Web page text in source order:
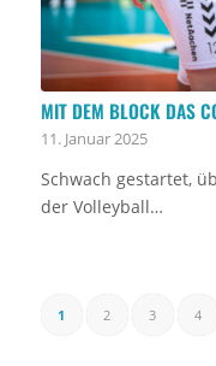
MIT DEM BLOCK DAS
11. Januar 2025
Schwach gestartet,
der Volleyball…
1 2 3 4